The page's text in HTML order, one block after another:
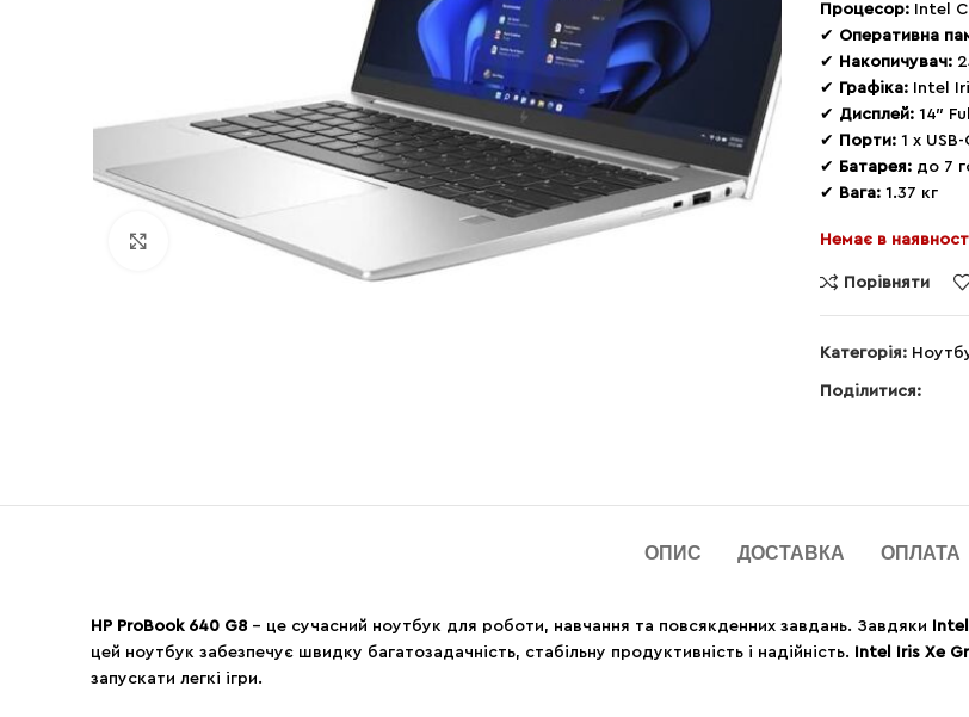
Натисни щоб збільшити
Процесор: Intel
✔ Оперативна
✔
Накопичувач:
✔
Графіка: Intel
✔ Дисплей: 14″
✔
Порти: 1 x
✔
Батарея: до 7
✔
Вага: 1.37 кг
Немає в
Порівняти
Категорія:
Поділитися:
ОПИС ДОСТАВКА ОПЛАТА
HP ProBook 640 G8 – це сучасний ноутбук для роботи, навчання та повсякденних завдань. Завдяки
цей ноутбук забезпечує швидку багатозадачність, стабільну продуктивність і надійність.
Intel Iris Xe
запускати легкі ігри.